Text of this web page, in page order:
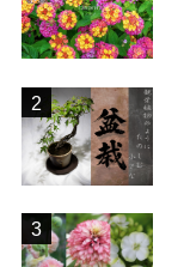
2
3